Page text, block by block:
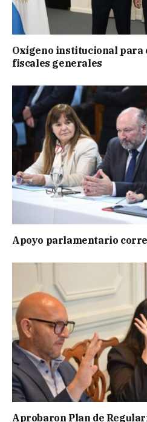
Oxígeno institucional para
fiscales generales
Apoyo parlamentario
Aprobaron Plan de